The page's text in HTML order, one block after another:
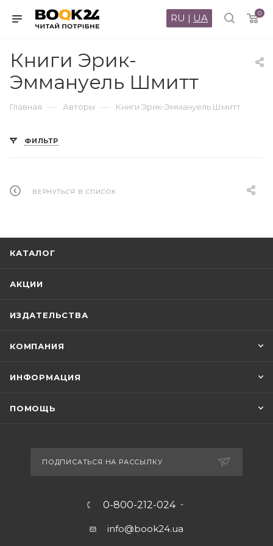
0
RU | UA
Книги Эрик-
Эммануель Шмитт
Главная — Авторы — Книги Эрик-Эммануель Шмитт
ФИЛЬТР
ВЕРНУТЬСЯ В СПИСОК
КАТАЛОГ
АКЦИИ
ИЗДАТЕЛЬСТВА
КОМПАНИЯ
ИНФОРМАЦИЯ
ПОМОЩЬ
ПОДПИСАТЬСЯ НА РАССЫЛКУ
0-800-212-024
info@book24.ua